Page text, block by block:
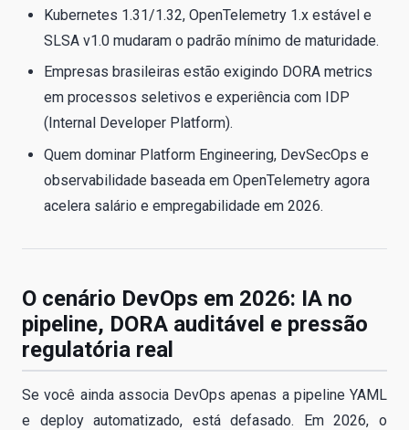
Kubernetes 1.31/1.32, OpenTelemetry 1.x estável e
SLSA v1.0 mudaram o padrão mínimo de maturidade.
Empresas brasileiras estão exigindo DORA metrics
em processos seletivos e experiência com IDP
(Internal Developer Platform).
Quem dominar Platform Engineering, DevSecOps e
observabilidade baseada em OpenTelemetry agora
acelera salário e empregabilidade em 2026.
O cenário DevOps em 2026: IA no
pipeline, DORA auditável e pressão
regulatória real
Se você ainda associa DevOps apenas a pipeline YAML
e deploy automatizado, está defasado. Em 2026, o